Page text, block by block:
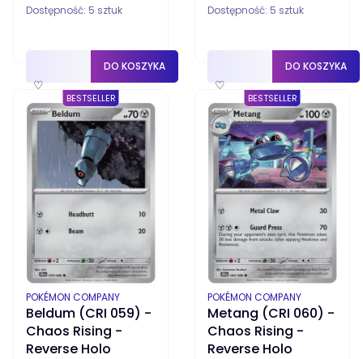
Dostępność: 5 sztuk
♡
DO KOSZYKA
Dostępność: 5 sztuk
♡
DO KOSZYKA
BESTSELLER
Beldum (CRI 059) -
Chaos Rising -
Reverse Holo
PRODUCENT
POKÉMON COMPANY
BESTSELLER
Metang (CRI 060) -
Chaos Rising -
Reverse Holo
PRODUCENT
POKÉMON COMPANY